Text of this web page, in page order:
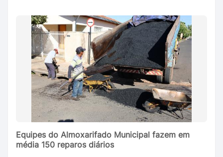
Equipes do Almoxarifado Municipal fazem em
média 150 reparos diários